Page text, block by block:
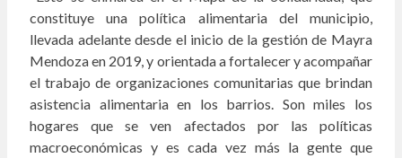
constituye una política alimentaria del municipio,
llevada adelante desde el inicio de la gestión de Mayra
Mendoza en 2019, y orientada a fortalecer y acompañar
el trabajo de organizaciones comunitarias que brindan
asistencia alimentaria en los barrios. Son miles los
hogares que se ven afectados por las políticas
macroeconómicas y es cada vez más la gente que